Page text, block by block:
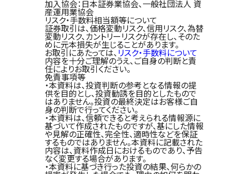
加入協会：日本証券業協会、一般社団法人 資
産運用業協会
リスク・手数料相当額等について
証券取引は、価格変動リスク、信用リスク、為替
変動リスク、カントリーリスクが存在し、そのた
めに元本損失が生じることがあります。
お取引にあたっては、リスク・手数料について
内容を十分ご理解のうえ、ご自身の判断と責
任によりお取引ください。
免責事項等
・本資料は、投資判断の参考となる情報の提
供を目的とし、投資勧誘を目的としたもので
はありません。投資の最終決定はお客様ご自
身の判断で行ってください。
・本資料は、信頼できると考えられる情報源に
基づいて作成されたものですが、基にした情報
や見解の正確性、完全性、適時性などを保証
するものではありません。本資料に記載された
内容は、資料作成日におけるものであり、予告
なく変更する場合があります。
・本資料に基づき行った投資の結果、何らかの